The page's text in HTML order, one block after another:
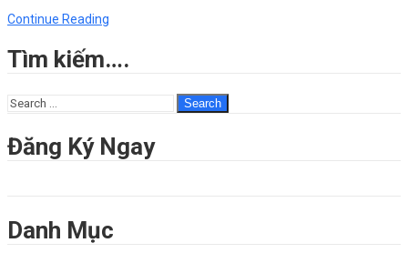
Continue Reading
Tìm kiếm….
Search
Đăng Ký Ngay
Danh Mục